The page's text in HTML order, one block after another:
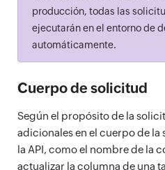
producción, todas las
ejecutarán en el entorno de
automáticamente.
Cuerpo de solicitud
Según el propósito de la
adicionales en el cuerpo de la
la API, como el nombre de la
actualizar la columna de una